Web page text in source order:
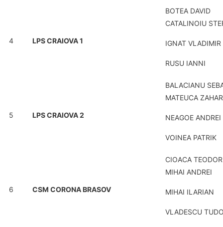
4 LPS CRAIOVA 1
BOTEA DAVID
CATALINOIU
IGNAT VLADIMIR
RUSU IANNI
5 LPS CRAIOVA 2
BALACIANU
MATEUCA
NEAGOE ANDREI
VOINEA PATRIK
6 CSM CORONA BRASOV
CIOACA TEODOR
MIHAI ANDREI
MIHAI ILARIAN
VLADESCU